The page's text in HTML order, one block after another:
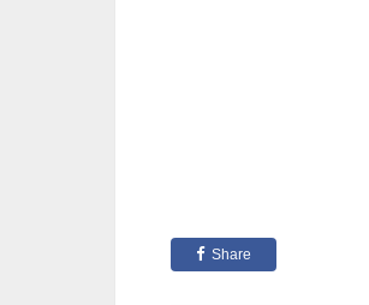
Share